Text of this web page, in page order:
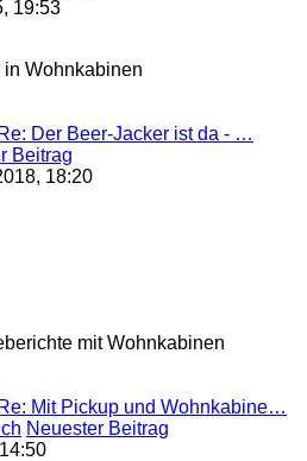
19:53
Wohnkabinen
Re: Der Beer-Jacker ist da - …
Beitrag
18:20
mit Wohnkabinen
Re: Mit Pickup und Wohnkabine…
Neuester Beitrag